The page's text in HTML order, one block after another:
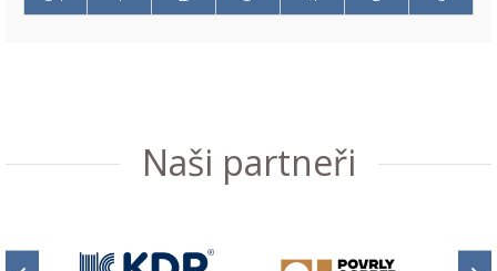
Naši partneři